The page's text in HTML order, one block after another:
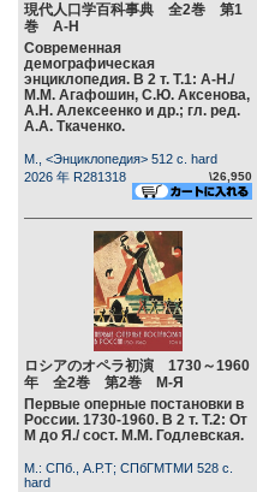
現代人口学百科事典 全2巻 第1
巻 А-Н
Современная
демографическая
энциклопедия. В 2 т. Т.1: А-Н./
М.М. Агафошин, С.Ю. Аксенова,
А.Н. Алексеенко и др.; гл. ред.
А.А. Ткаченко.
М., <Энциклопедия> 512 c. hard
2026 年 R281318
\26,950
ロシアのオペラ初演 1730～1960
年 全2巻 第2巻 М-Я
Первые оперные постановки в
России. 1730-1960. В 2 т. Т.2: От
М до Я./ сост. М.М. Годлевская.
М.: СПб., А.Р.Т; СПбГМТМИ 528 c.
hard